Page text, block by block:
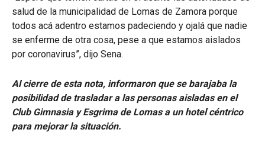
salud de la municipalidad de Lomas de Zamora porque
todos acá adentro estamos padeciendo y ojalá que nadie
se enferme de otra cosa, pese a que estamos aislados
por coronavirus”, dijo Sena.
Al cierre de esta nota, informaron que se barajaba la
posibilidad de trasladar a las personas aisladas en el
Club Gimnasia y Esgrima de Lomas a un hotel céntrico
para mejorar la situación.